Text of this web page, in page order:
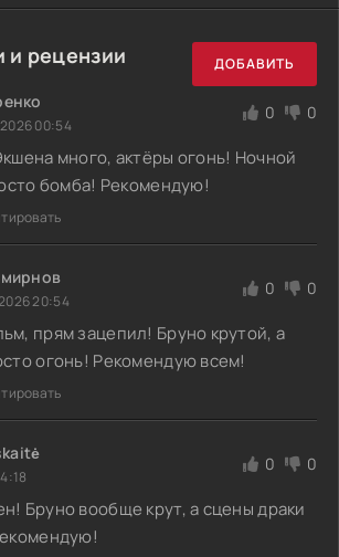
и рецензии ДОБАВИТЬ
00:54
0 0
много, актёры огонь! Ночной
бомба! Рекомендую!
20:54
0 0
прям зацепил! Бруно крутой, а
огонь! Рекомендую всем!
0 0
Бруно вообще крут, а сцены драки